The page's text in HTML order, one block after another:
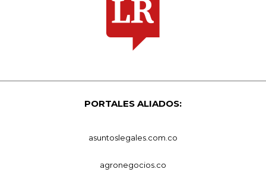
PORTALES ALIADOS:
asuntoslegales.com.co
agronegocios.co